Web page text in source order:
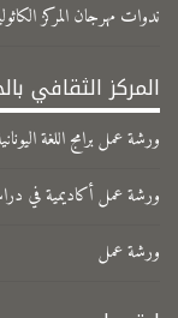
ندوات مهرجان المركز
المركز الثقافي
ورشة عمل برامج اللغة
ورشة عمل أكاديمية في
ورشة عمل